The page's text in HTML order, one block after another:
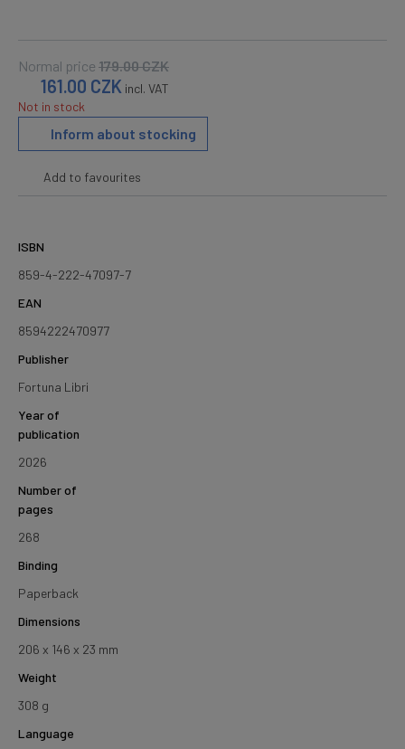
Normal price 179.00CZK
161.00 CZK incl. VAT
Not in stock
Inform about stocking
Add to favourites
ISBN
859-4-222-47097-7
EAN
8594222470977
Publisher
Fortuna Libri
Year of
publication
2026
Number of
pages
268
Binding
Paperback
Dimensions
206 x 146 x 23 mm
Weight
308 g
Language